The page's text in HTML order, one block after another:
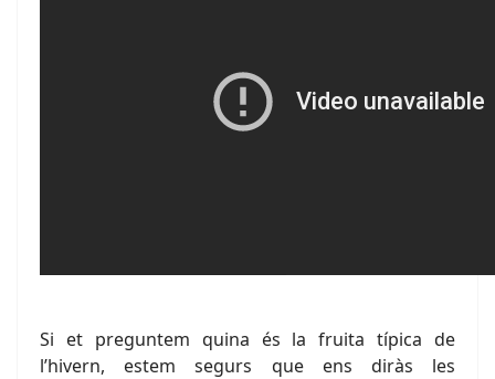
Si et preguntem quina és la fruita típica de
l’hivern, estem segurs que ens diràs les